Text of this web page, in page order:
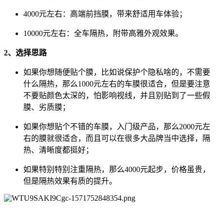
4000元左右：高端前挡膜，带来舒适用车体验；
10000元左右：全车隔热，附带高雅外观效果。
2、选择思路
如果你想随便贴个膜，比如说保护个隐私啥的，不需要
什么隔热，那么1000元左右的车膜很适合，但是要注意
不要贴颜色太深的，怕影响视线，并且别贴到了一些假
膜、劣质膜；
如果你想贴个不错的车膜，入门级产品，那么2000元左
右的膜就很适合，而且可以在很多大品牌当中选择，隔
热、清晰度都挺好；
如果特别特别注重隔热，那么4000元起步，价格虽贵，
但是隔热效果有质的提升。